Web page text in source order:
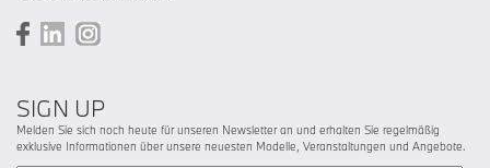
SIGN UP
Melden Sie sich noch heute für unseren Newsletter an und erhalten Sie regelmäßig
exklusive Informationen über unsere neuesten Modelle, Veranstaltungen und Angebote.